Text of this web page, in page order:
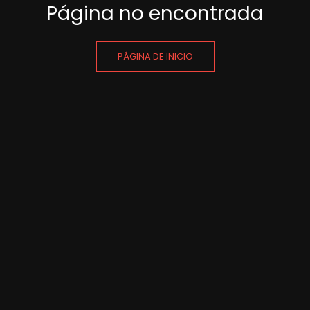
Página no encontrada
PÁGINA DE INICIO